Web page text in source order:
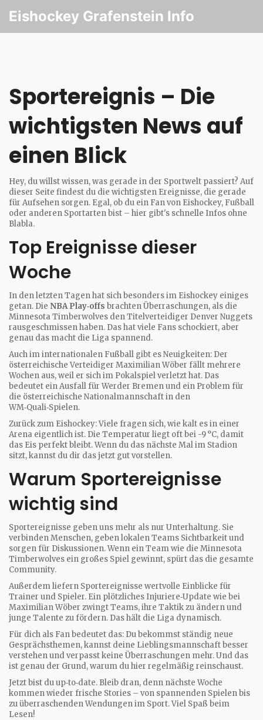
Eishockey Grafenstein Info
Sportereignis – Die
wichtigsten News auf
einen Blick
Hey, du willst wissen, was gerade in der Sportwelt passiert? Auf
dieser Seite findest du die wichtigsten Ereignisse, die gerade
für Aufsehen sorgen. Egal, ob du ein Fan von Eishockey, Fußball
oder anderen Sportarten bist – hier gibt's schnelle Infos ohne
Blabla.
Top Ereignisse dieser
Woche
In den letzten Tagen hat sich besonders im Eishockey einiges
getan. Die NBA Play‑offs brachten Überraschungen, als die
Minnesota Timberwolves den Titelverteidiger Denver Nuggets
rausgeschmissen haben. Das hat viele Fans schockiert, aber
genau das macht die Liga spannend.
Auch im internationalen Fußball gibt es Neuigkeiten: Der
österreichische Verteidiger Maximilian Wöber fällt mehrere
Wochen aus, weil er sich im Pokalspiel verletzt hat. Das
bedeutet ein Ausfall für Werder Bremen und ein Problem für
die österreichische Nationalmannschaft in den
WM‑Quali‑Spielen.
Zurück zum Eishockey: Viele fragen sich, wie kalt es in einer
Arena eigentlich ist. Die Temperatur liegt oft bei -9 °C, damit
das Eis perfekt bleibt. Wenn du das nächste Mal im Stadion
sitzt, kannst du dir das jetzt gut vorstellen.
Warum Sportereignisse
wichtig sind
Sportereignisse geben uns mehr als nur Unterhaltung. Sie
verbinden Menschen, geben lokalen Teams Sichtbarkeit und
sorgen für Diskussionen. Wenn ein Team wie die Minnesota
Timberwolves ein großes Spiel gewinnt, spürt das die gesamte
Community.
Außerdem liefern Sportereignisse wertvolle Einblicke für
Trainer und Spieler. Ein plötzliches Injuriere‑Update wie bei
Maximilian Wöber zwingt Teams, ihre Taktik zu ändern und
junge Talente zu fördern. Das hält die Liga dynamisch.
Für dich als Fan bedeutet das: Du bekommst ständig neue
Gesprächsthemen, kannst deine Lieblingsmannschaft besser
verstehen und verpasst keine Überraschungen mehr. Und das
ist genau der Grund, warum du hier regelmäßig reinschaust.
Jetzt bist du up‑to‑date. Bleib dran, denn nächste Woche
kommen wieder frische Stories – von spannenden Spielen bis
zu überraschenden Wendungen im Sport. Viel Spaß beim
Lesen!